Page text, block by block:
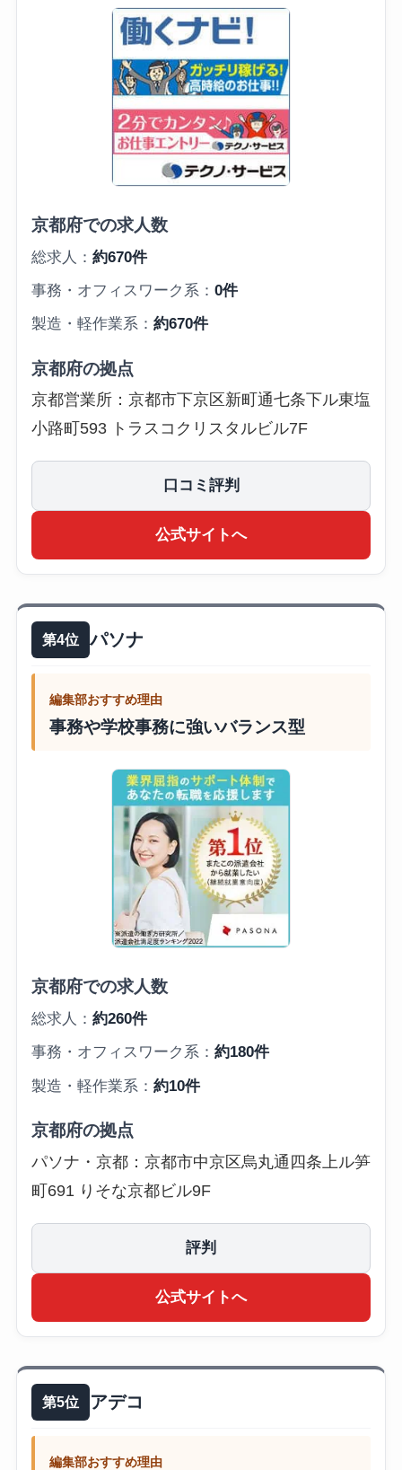
京都府での求人数
総求人： 約670件
事務・オフィスワーク系： 0件
製造・軽作業系： 約670件
京都府の拠点
京都営業所：京都市下京区新町通七条下ル東塩
小路町593 トラスコクリスタルビル7F
口コミ評判
公式サイトへ
第4位 パソナ
編集部おすすめ理由
事務や学校事務に強いバランス型
京都府での求人数
総求人： 約260件
事務・オフィスワーク系： 約180件
製造・軽作業系： 約10件
京都府の拠点
パソナ・京都：京都市中京区烏丸通四条上ル笋
町691 りそな京都ビル9F
評判
公式サイトへ
第5位 アデコ
編集部おすすめ理由